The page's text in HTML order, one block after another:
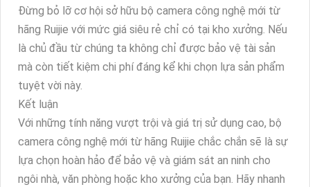
Đừng bỏ lỡ cơ hội sở hữu bộ camera công nghệ mới từ
hãng Ruijie với mức giá siêu rẻ chỉ có tại kho xưởng. Nếu
là chủ đầu từ chúng ta không chỉ được bảo vệ tài sản
mà còn tiết kiệm chi phí đáng kể khi chọn lựa sản phẩm
tuyệt vời này.
Kết luận
Với những tính năng vượt trội và giá trị sử dụng cao, bộ
camera công nghệ mới từ hãng Ruijie chắc chắn sẽ là sự
lựa chọn hoàn hảo để bảo vệ và giám sát an ninh cho
ngôi nhà, văn phòng hoặc kho xưởng của bạn. Hãy nhanh